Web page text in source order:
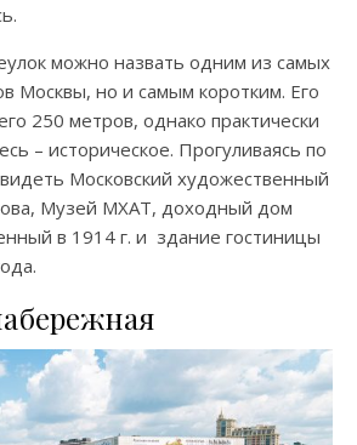
можно назвать одним из самых
Москвы, но и самым коротким. Его
250 метров, однако практически
– историческое. Прогуливаясь по
Московский художественный
Музей МХАТ, доходный дом
в 1914 г. и здание гостиницы